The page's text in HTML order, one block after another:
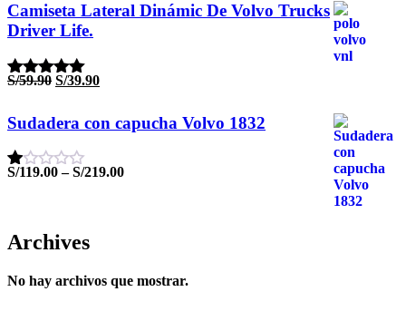
Camiseta Lateral Dinámic De Volvo Trucks
Driver Life.
Valorado
5
S/59.90 El
era:
S/39.90El
es:
Sudadera con capucha Volvo 1832
Valorado
5
S/119.00–S/219.00
Archives
No hay archivos que mostrar.